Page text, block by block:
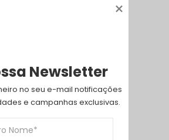
Litígios
Newsletter
no seu e-mail notificações
e campanhas exclusivas.